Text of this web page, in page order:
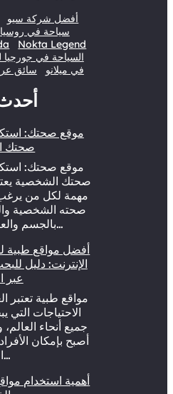
أفضل شركة سيو
سياحة في روسيا
Nokta Legend
السياحة في جورجيا
في ميلانو
سائق
موقع صحتك:
صحتك
موقع صحتك:
صحتك الشخصية
مهمة لكل من
صحته الشخصية
بالجسم والعقل. من خلال م…
أفضل مواقع طبية
الإنترنت: دليل
عبر
مواقع طبية تعتبر
الاحتياجات
جميع أنحاء
أصبح بإمكان
العن…
أهمية استخدام